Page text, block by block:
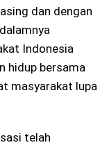
dan dengan
Indonesia
hidup bersama
masyarakat lupa
telah